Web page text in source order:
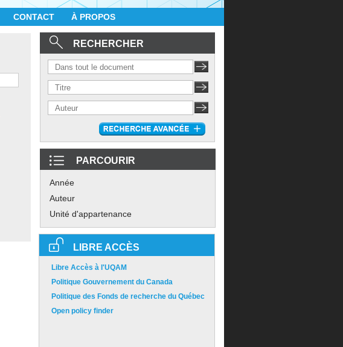
CONTACT À PROPOS
RECHERCHER
PARCOURIR
Année
Auteur
Unité d'appartenance
LIBRE ACCÈS
Libre Accès à l'UQAM
Politique Gouvernement du Canada
Politique des Fonds de recherche du Québec
Open policy finder